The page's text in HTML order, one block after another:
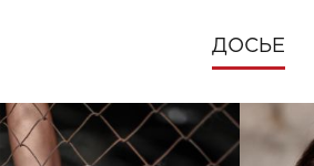
ДОСЬЕ